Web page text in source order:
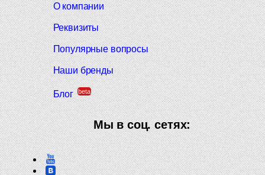
О компании
Реквизиты
Популярные вопросы
Наши бренды
Блог beta
Мы в соц. сетях: